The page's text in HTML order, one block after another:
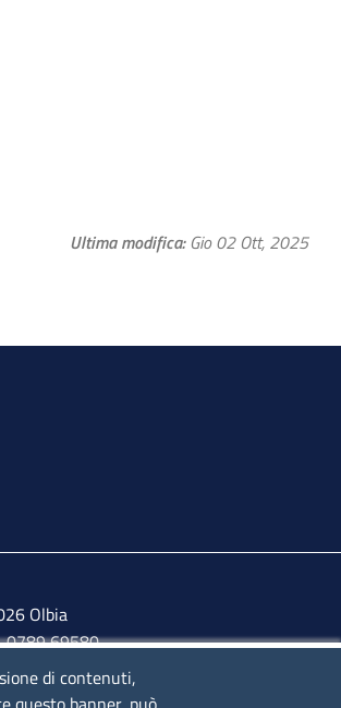
Ultima modifica Gio 02 Ott, 2025
Olbia
69580
di contenuti,